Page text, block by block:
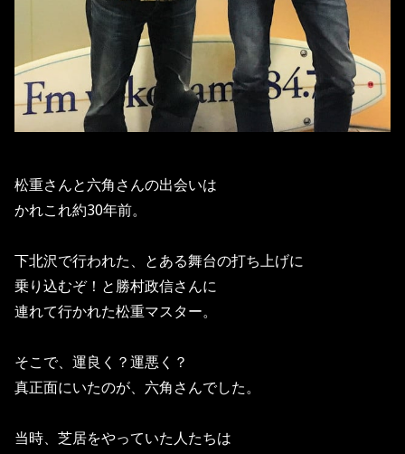
松重さんと六角さんの出会いは
かれこれ約30年前。
下北沢で行われた、とある舞台の打ち上げに
乗り込むぞ！と勝村政信さんに
連れて行かれた松重マスター。
そこで、運良く？運悪く？
真正面にいたのが、六角さんでした。
当時、芝居をやっていた人たちは